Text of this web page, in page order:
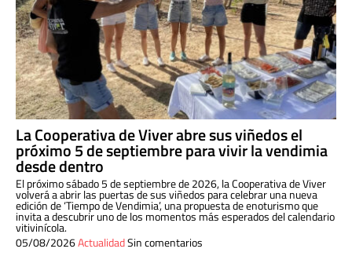
La Cooperativa de Viver abre sus viñedos el
próximo 5 de septiembre para vivir la vendimia
desde dentro
El próximo sábado 5 de septiembre de 2026, la Cooperativa de Viver
volverá a abrir las puertas de sus viñedos para celebrar una nueva
edición de ‘Tiempo de Vendimia’, una propuesta de enoturismo que
invita a descubrir uno de los momentos más esperados del calendario
vitivinícola.
05/08/2026ActualidadSin comentarios